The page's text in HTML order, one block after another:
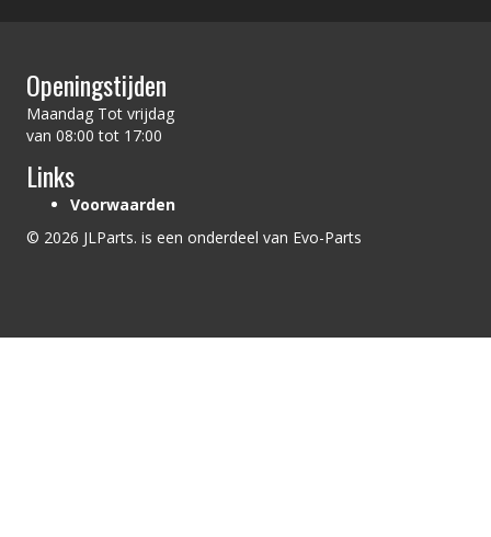
Openingstijden
Maandag Tot vrijdag
van 08:00 tot 17:00
Links
Voorwaarden
© 2026 JLParts. is een onderdeel van Evo-Parts